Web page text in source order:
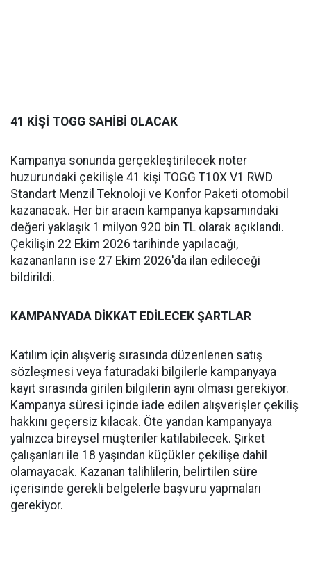
41 KİŞİ TOGG SAHİBİ OLACAK
Kampanya sonunda gerçekleştirilecek noter
huzurundaki çekilişle 41 kişi TOGG T10X V1 RWD
Standart Menzil Teknoloji ve Konfor Paketi otomobil
kazanacak. Her bir aracın kampanya kapsamındaki
değeri yaklaşık 1 milyon 920 bin TL olarak açıklandı.
Çekilişin 22 Ekim 2026 tarihinde yapılacağı,
kazananların ise 27 Ekim 2026'da ilan edileceği
bildirildi.
KAMPANYADA DİKKAT EDİLECEK ŞARTLAR
Katılım için alışveriş sırasında düzenlenen satış
sözleşmesi veya faturadaki bilgilerle kampanyaya
kayıt sırasında girilen bilgilerin aynı olması gerekiyor.
Kampanya süresi içinde iade edilen alışverişler çekiliş
hakkını geçersiz kılacak. Öte yandan kampanyaya
yalnızca bireysel müşteriler katılabilecek. Şirket
çalışanları ile 18 yaşından küçükler çekilişe dahil
olamayacak. Kazanan talihlilerin, belirtilen süre
içerisinde gerekli belgelerle başvuru yapmaları
gerekiyor.